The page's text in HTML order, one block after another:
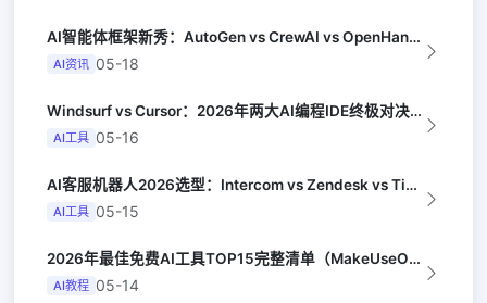
AI智能体框架新秀：AutoGen vs CrewAI vs OpenHands...
AI资讯 05-18
Windsurf vs Cursor：2026年两大AI编程IDE终极对决实测（...
AI工具 05-16
AI客服机器人2026选型：Intercom vs Zendesk vs Tid...
AI工具 05-15
2026年最佳免费AI工具TOP15完整清单（MakeUseOf）
AI教程 05-14